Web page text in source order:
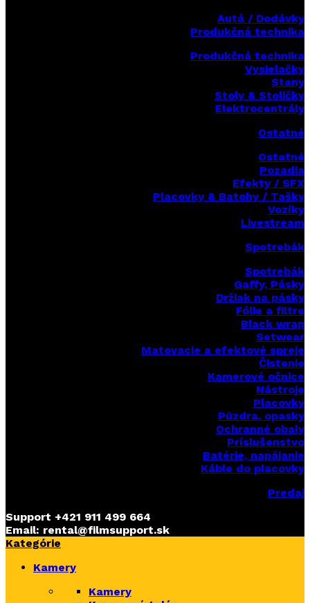
Autá / Dodávky
Produkčná technika
Produkčná technika
Vysielačky
Stany
Stoly & Stoličky
Elektrocentrály
Ostatné
Ostatné
Pozadia
Efekty / SFX
Placovky & Batohy / Tašky
Vozíky
Livestream
Spotrebák
Spotrebák
Gaffy, Pásky
Držiak na pásky
Fólie a filtre
Black wrap
Setwear
Matovacie a efektové spreje
Čistenie
Kamerové očnice
Nástroje
Placovky
Púzdra, opasky
Ochranné obaly
Príslušenstvo
Batérie, napájanie
Káble do placovky
Predaj
Support +421 911 499 664
Email: rental@filmsupport.sk
Kategórie
Kamery
Kamery